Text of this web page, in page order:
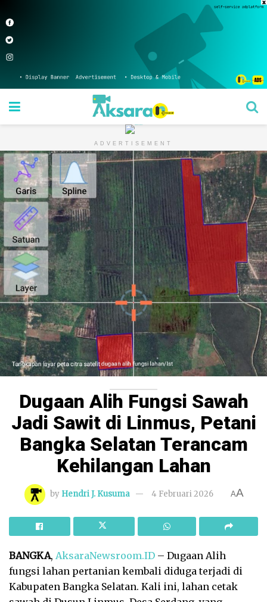
ADVERTISEMENT
Dugaan Alih Fungsi Sawah
Jadi Sawit di Linmus, Petani
Bangka Selatan Terancam
Kehilangan Lahan
by Hendri J. Kusuma 4 Februari 2026 AA
BANGKA, AksaraNewsroom.ID – Dugaan Alih
fungsi lahan pertanian kembali diduga terjadi di
Kabupaten Bangka Selatan. Kali ini, lahan cetak